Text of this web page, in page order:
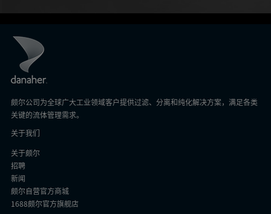
颇尔公司为全球广大工业领域客户提供过滤、分离和纯化解决方案，满足各类
关键的流体管理需求。
关于我们
关于颇尔
招聘
新闻
颇尔自营官方商城
1688颇尔官方旗舰店